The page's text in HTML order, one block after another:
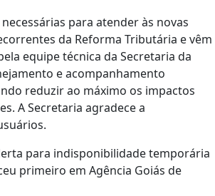
para atender às novas
da Reforma Tributária e vêm
equipe técnica da Secretaria da
e acompanhamento
reduzir ao máximo os impactos
A Secretaria agradece a
para indisponibilidade temporária
primeiro em Agência Goiás de